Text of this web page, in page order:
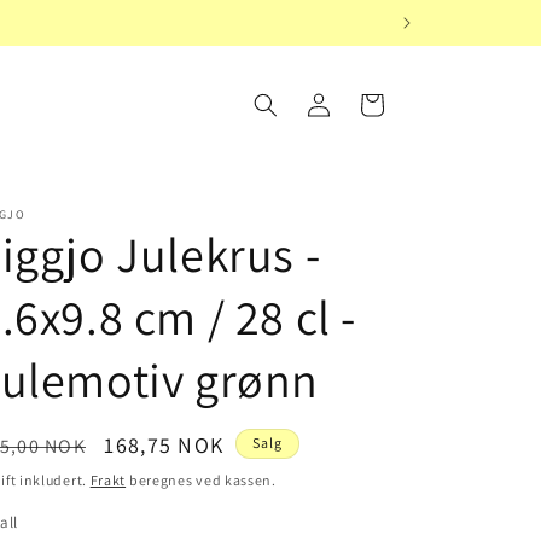
Logg
inn
Handlekurv
Julekrus -
cm / 28 cl -
grønn
NOK Salgspris
168,75 NOK Salg
inkludert. Frakt beregnes ved kassen.